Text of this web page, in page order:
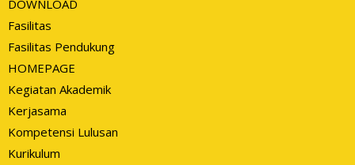
DOWNLOAD
Fasilitas
Fasilitas Pendukung
HOMEPAGE
Kegiatan Akademik
Kerjasama
Kompetensi Lulusan
Kurikulum